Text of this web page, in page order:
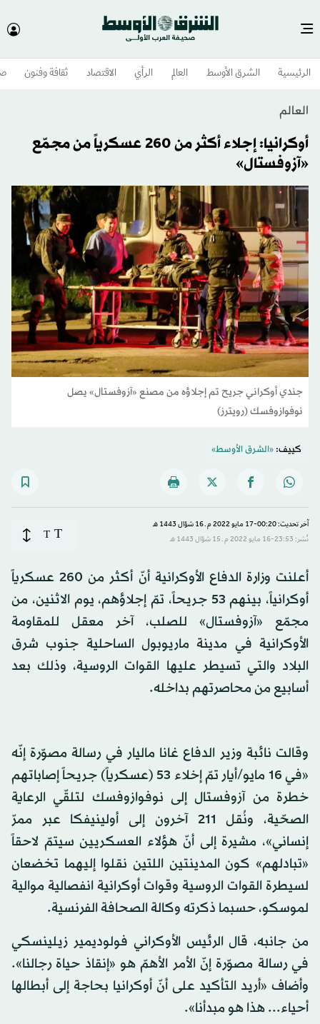
الرئيسية الشرق الأوسط​ العالم الرأي الاقتصاد ثقافة وفنون
العالم
أوكرانيا: إجلاء أكثر من 260 عسكرياً من مجمّع
«آزوفستال»
جندي أوكراني جريح تم إجلاؤه من مصنع «آزوفستال» يصل
نوفوازوفسك (رويترز)
كييف:«الشرق الأوسط»
آخر تحديث: 00:20-17 مايو 2022 م ـ 16 شوّال 1443 هـ
نُشر: 23:53-16 مايو 2022 م ـ 15 شوّال 1443 هـ
T
T
أعلنت وزارة الدفاع الأوكرانية أنّ أكثر من 260 عسكرياً
أوكرانياً، بينهم 53 جريحاً، تمّ إجلاؤهم، يوم الاثنين، من
مجمّع «آزوفستال» للصلب، آخر معقل للمقاومة
الأوكرانية في مدينة ماريوبول الساحلية جنوب شرق
البلاد والتي تسيطر عليها القوات الروسية، وذلك بعد
أسابيع من محاصرتهم بداخله.
وقالت نائبة وزير الدفاع غانا ماليار في رسالة مصوّرة إنّه
«في 16 مايو/أيار تمّ إخلاء 53 (عسكرياً) جريحاً إصاباتهم
خطرة من آزوفستال إلى نوفوازوفسك لتلقّي الرعاية
الصحّية، ونُقل 211 آخرون إلى أولينيفكا عبر ممرّ
إنساني»، مشيرة إلى أنّ هؤلاء العسكريين سيتمّ لاحقاً
«تبادلهم» كون المدينتين اللتين نقلوا إليهما تخضعان
لسيطرة القوات الروسية وقوات أوكرانية انفصالية موالية
لموسكو، حسبما ذكرته وكالة الصحافة الفرنسية.
من جانبه، قال الرئيس الأوكراني فولوديمير زيلينسكي
في رسالة مصوّرة إنّ الأمر الأهمّ هو «إنقاذ حياة رجالنا».
وأضاف «أريد التأكيد على أنّ أوكرانيا بحاجة إلى أبطالها
أحياء... هذا هو مبدأنا».